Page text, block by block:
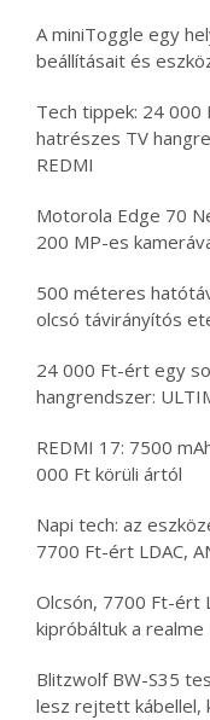
A miniToggle egy
beállításait és
Tech tippek: 24
hatrészes TV
REDMI
Motorola Edge 70
200 MP-es
500 méteres
olcsó távirányítós
24 000 Ft-ért egy
hangrendszer:
REDMI 17: 7500
000 Ft körüli ártól
Napi tech: az
7700 Ft-ért LDAC,
Olcsón, 7700 Ft-ért
kipróbáltuk a
Blitzwolf BW-S35
lesz rejtett kábellel,